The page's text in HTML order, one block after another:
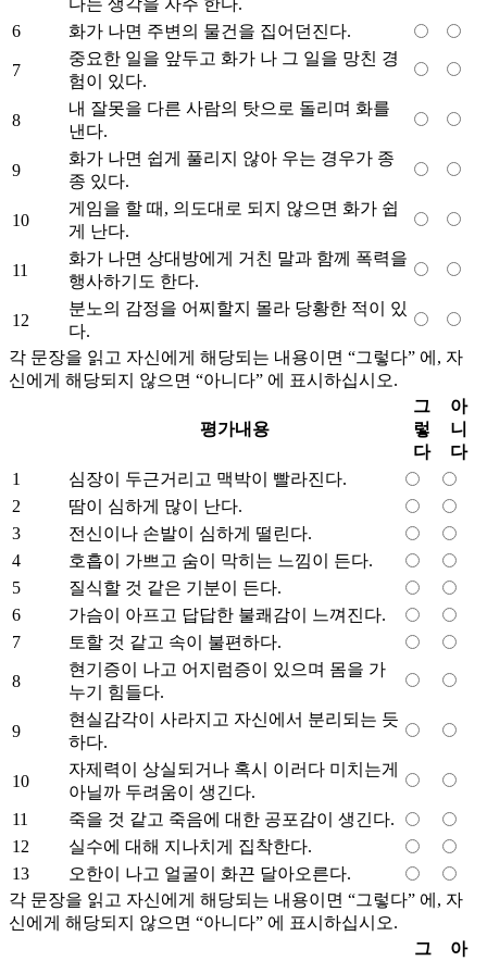
다는 생각을 자주 한다.
6
화가 나면 주변의 물건을 집어던진다.
7
중요한 일을 앞두고 화가 나 그 일을 망친 경
험이 있다.
8
내 잘못을 다른 사람의 탓으로 돌리며 화를
낸다.
9
화가 나면 쉽게 풀리지 않아 우는 경우가 종
종 있다.
10
게임을 할 때, 의도대로 되지 않으면 화가 쉽
게 난다.
11
화가 나면 상대방에게 거친 말과 함께 폭력을
행사하기도 한다.
12
분노의 감정을 어찌할지 몰라 당황한 적이 있
다.
각 문장을 읽고 자신에게 해당되는 내용이면 “그렇다” 에, 자
신에게 해당되지 않으면 “아니다” 에 표시하십시오.
평가내용
그
렇
다
아
니
다
1
심장이 두근거리고 맥박이 빨라진다.
2
땀이 심하게 많이 난다.
3
전신이나 손발이 심하게 떨린다.
4
호흡이 가쁘고 숨이 막히는 느낌이 든다.
5
질식할 것 같은 기분이 든다.
6
가슴이 아프고 답답한 불쾌감이 느껴진다.
7
토할 것 같고 속이 불편하다.
8
현기증이 나고 어지럼증이 있으며 몸을 가
누기 힘들다.
9
현실감각이 사라지고 자신에서 분리되는 듯
하다.
10
자제력이 상실되거나 혹시 이러다 미치는게
아닐까 두려움이 생긴다.
11
죽을 것 같고 죽음에 대한 공포감이 생긴다.
12
실수에 대해 지나치게 집착한다.
13
오한이 나고 얼굴이 화끈 달아오른다.
각 문장을 읽고 자신에게 해당되는 내용이면 “그렇다” 에, 자
신에게 해당되지 않으면 “아니다” 에 표시하십시오.
그
아